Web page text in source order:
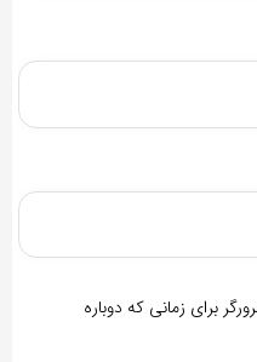
برای زمانی که دوباره